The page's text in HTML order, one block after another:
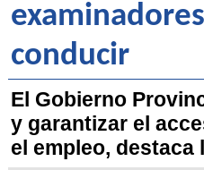
conducir
El Gobierno
y garantizar el
el empleo, destaca